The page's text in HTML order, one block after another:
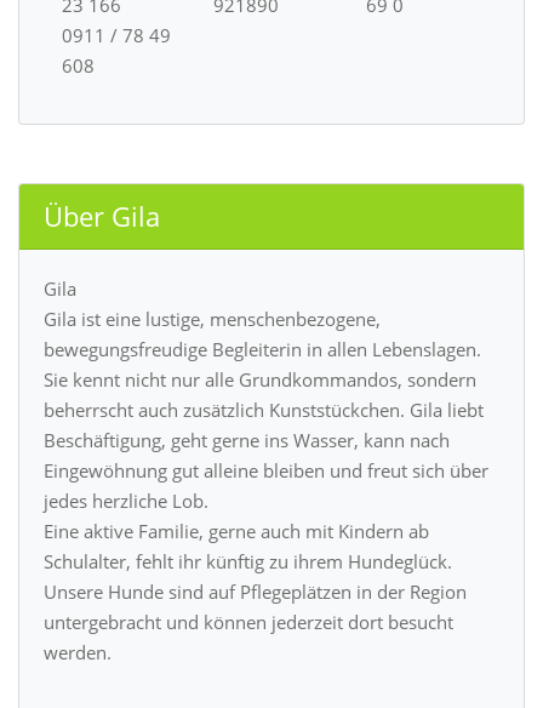
0911 / 78 49
608
Über Gila
Gila
Gila ist eine lustige, menschenbezogene,
bewegungsfreudige Begleiterin in allen Lebenslagen.
Sie kennt nicht nur alle Grundkommandos, sondern
beherrscht auch zusätzlich Kunststückchen. Gila liebt
Beschäftigung, geht gerne ins Wasser, kann nach
Eingewöhnung gut alleine bleiben und freut sich über
jedes herzliche Lob.
Eine aktive Familie, gerne auch mit Kindern ab
Schulalter, fehlt ihr künftig zu ihrem Hundeglück.
Unsere Hunde sind auf Pflegeplätzen in der Region
untergebracht und können jederzeit dort besucht
werden.